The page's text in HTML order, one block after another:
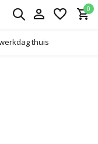
0
thuis